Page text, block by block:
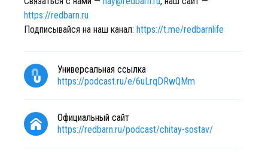
https://redbarn.ru
Подписывайся на наш канал: https://t.me/redbarnlife
Универсальная ссылка
https://podcast.ru/e/6uLrqDRwQMm
Официальный сайт
https://redbarn.ru/podcast/chitay-sostav/